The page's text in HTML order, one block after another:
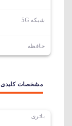
شبکه 5G
حافظه
مشخصات کلیدی
باتری